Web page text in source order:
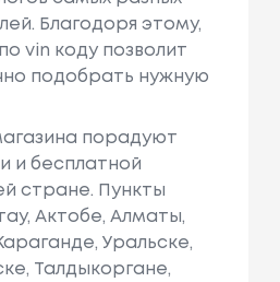
Благодоря этому,
vin коду позволит
подобрать нужную
порадуют
и бесплатной
стране. Пункты
Актобе, Алматы,
Уральске,
Талдыкоргане,